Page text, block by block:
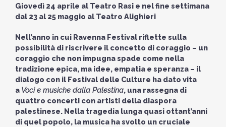
Giovedì 24 aprile al Teatro Rasi e nel fine settimana
dal 23 al 25 maggio al Teatro Alighieri
Nell’anno in cui Ravenna Festival riflette sulla
possibilità di riscrivere il concetto di coraggio – un
coraggio che non impugna spade come nella
tradizione epica, ma idee, empatia e speranza – il
dialogo con il Festival delle Culture ha dato vita
a Voci e musiche dalla Palestina, una rassegna di
quattro concerti con artisti della diaspora
palestinese. Nella tragedia lunga quasi ottant’anni
di quel popolo, la musica ha svolto un cruciale